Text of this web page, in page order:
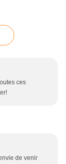
ces
de venir